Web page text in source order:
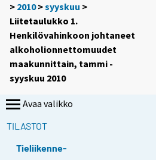
> 2010>syyskuu >
Liitetaulukko 1.
Henkilövahinkoon johtaneet
alkoholionnettomuudet
maakunnittain, tammi -
syyskuu 2010
Avaa valikko
TILASTOT
Tieliikenne-